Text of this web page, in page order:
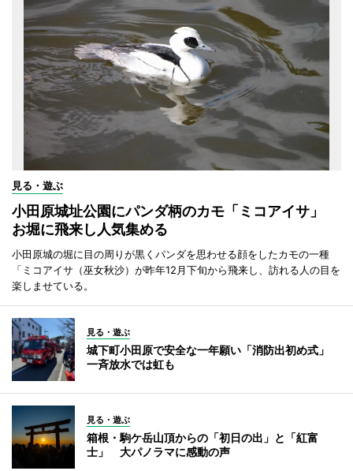
見る・遊ぶ
小田原城址公園にパンダ柄のカモ「ミコアイサ」
お堀に飛来し人気集める
小田原城の堀に目の周りが黒くパンダを思わせる顔をしたカモの一種
「ミコアイサ（巫女秋沙）が昨年12月下旬から飛来し、訪れる人の目を
楽しませている。
見る・遊ぶ
城下町小田原で安全な一年願い「消防出初め式」
一斉放水では虹も
見る・遊ぶ
箱根・駒ケ岳山頂からの「初日の出」と「紅富
士」 大パノラマに感動の声